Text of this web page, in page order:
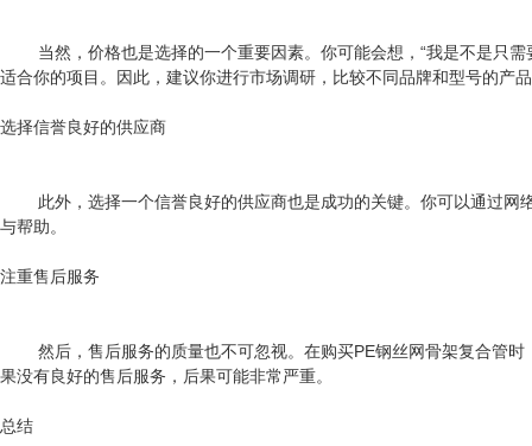
当然，价格也是选择的一个重要因素。你可能会想，“我是不是只需
适合你的项目。因此，建议你进行市场调研，比较不同品牌和型号的产
选择信誉良好的供应商
此外，选择一个信誉良好的供应商也是成功的关键。你可以通过网
与帮助。
注重售后服务
然后，售后服务的质量也不可忽视。在购买PE钢丝网骨架复合管时
果没有良好的售后服务，后果可能非常严重。
总结